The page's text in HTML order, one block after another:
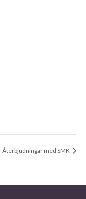
Återbjudningar med SMK